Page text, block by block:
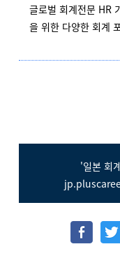
글로벌 회계전문 HR
을 위한 다양한 회계
'일본 회